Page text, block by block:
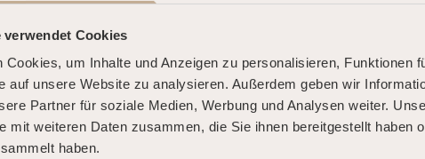
verwendet Cookies
Cookies, um Inhalte und Anzeigen zu personalisieren, Funktionen
auf unsere Website zu analysieren. Außerdem geben wir
Partner für soziale Medien, Werbung und Analysen weiter.
mit weiteren Daten zusammen, die Sie ihnen bereitgestellt haben
haben.
ANMELDEN